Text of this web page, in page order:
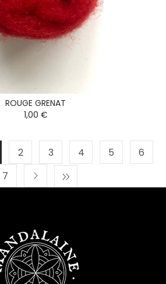
ROUGE GRENAT
1,00 €
2 3 4 5
6
7